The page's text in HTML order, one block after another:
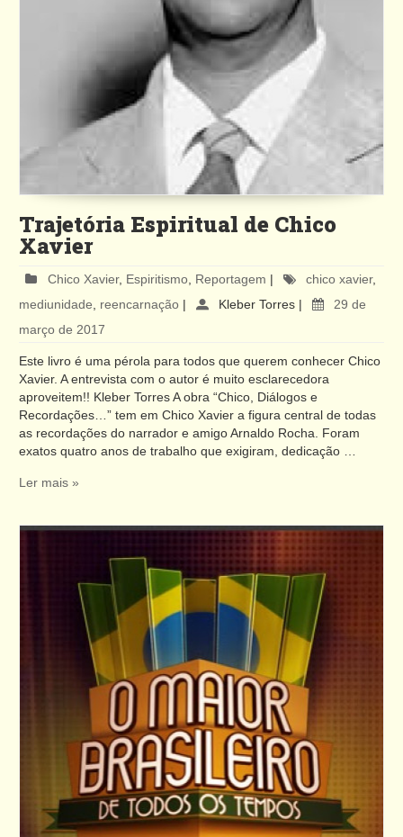
Trajetória Espiritual de Chico
Xavier
Chico Xavier, Espiritismo Reportagem | chico xavier,
mediunidade
reencarnação | Kleber Torres |
29 de
março de 2017
Este livro é uma pérola para todos que querem conhecer Chico
Xavier. A entrevista com o autor é muito esclarecedora
aproveitem!! Kleber Torres A obra “Chico, Diálogos e
Recordações…” tem em Chico Xavier a figura central de todas
as recordações do narrador e amigo Arnaldo Rocha. Foram
exatos quatro anos de trabalho que exigiram, dedicação …
Ler mais »